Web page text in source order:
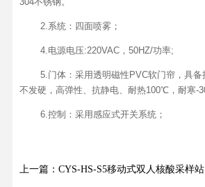
2.系统：四面喷雾；
4.电源电压:220VAC，50HZ/功率;
5.门体：采用透明磁性PVC软门帘，具
不发硬，高弹性、抗静电、耐热100℃，耐寒-
6.控制：采用感应式开关系统；
上一篇：CYS-HS-S5移动式双人核酸采样站